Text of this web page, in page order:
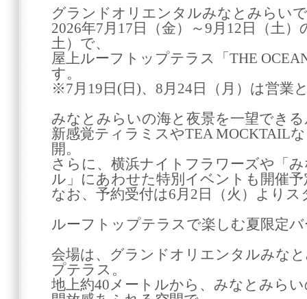
グランドオリエンタルみなとみらい
2026年7月17日（金）～9月12日（土
土）で、
屋上ルーフトップテラス「THE
す。
※7月19日(日)、8月24日（月）は営業
みなとみらいの海と夜景を一望でき
新感覚ティラミスやTEA MOCKTAIL
開。
さらに、横浜ナイトフラワーズや「
ル」にあわせた特別イベントも開催
なお、予約受付は6月2日（火）より
ルーフトップテラスで楽しむ夏限定バ
会場は、グランドオリエンタルみな
プテラス。
地上約40メートルから、みなとみら